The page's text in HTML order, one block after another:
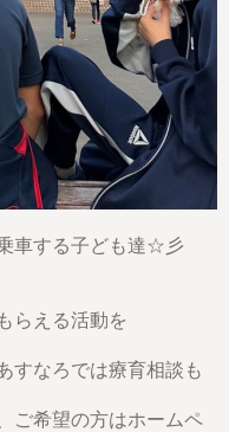
車する子ども達☆彡
らえる活動を
すなろでは療育相談も
ご希望の方はホームペ